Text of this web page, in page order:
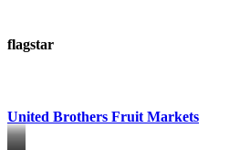
flagstar
United Brothers Fruit Markets